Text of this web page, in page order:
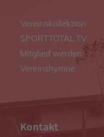
Vereinskollektion
SPORTTOTAL TV
Mitglied werden
Vereinshymne
Kontakt